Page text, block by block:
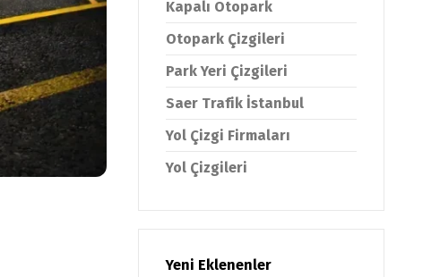
Kapalı Otopark
Otopark Çizgileri
Park Yeri Çizgileri
Saer Trafik İstanbul
Yol Çizgi Firmaları
Yol Çizgileri
Yeni Eklenenler